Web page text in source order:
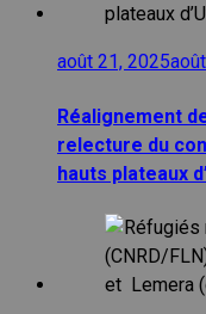
août 21, 2025
Réalignement
relecture du
hauts plateaux